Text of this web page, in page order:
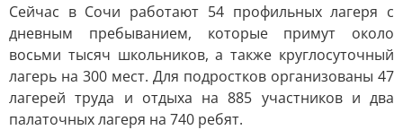
Сейчас в Сочи работают 54 профильных лагеря с
дневным пребыванием, которые примут около
восьми тысяч школьников, а также круглосуточный
лагерь на 300 мест. Для подростков организованы 47
лагерей труда и отдыха на 885 участников и два
палаточных лагеря на 740 ребят.